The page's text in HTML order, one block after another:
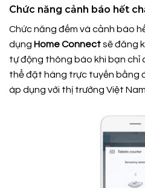
Chức năng cảnh báo hết
Chức năng đếm và cảnh báo
dụng Home Connectsẽ đăng
tự động thông báo khi bạn chỉ
thể đặt hàng trực tuyến bằng
áp dụng với thị trường Việt